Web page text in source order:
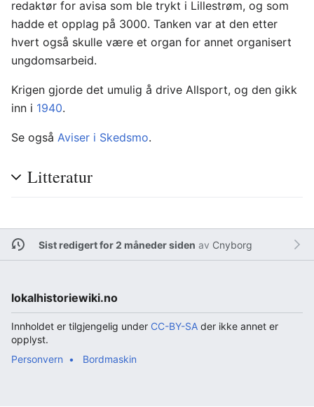
redaktør for avisa som ble trykt i Lillestrøm, og som
hadde et opplag på 3000. Tanken var at den etter
hvert også skulle være et organ for annet organisert
ungdomsarbeid.
Krigen gjorde det umulig å drive Allsport, og den gikk
inn i 1940.
Se også Aviser i Skedsmo.
Litteratur
Sist redigert for 2 måneder siden av Cnyborg
lokalhistoriewiki.no
Innholdet er tilgjengelig under CC-BY-SA der ikke annet er
opplyst.
Personvern
Bordmaskin